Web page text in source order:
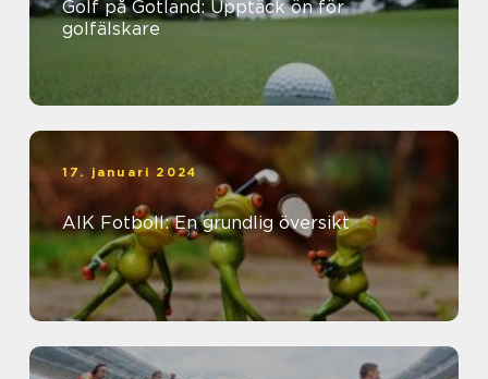
Golf på Gotland: Upptäck ön för
golfälskare
17. januari 2024
AIK Fotboll: En grundlig översikt